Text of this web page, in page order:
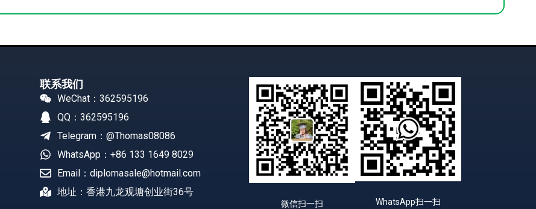
联系我们
WeChat：362595196
QQ：362595196
Telegram：@Thomas08086
WhatsApp：+86 133 1649 8029
Email：diplomasale@hotmail.com
地址：香港九龙观塘创业街36号
微信扫一扫 WhatsApp扫一扫